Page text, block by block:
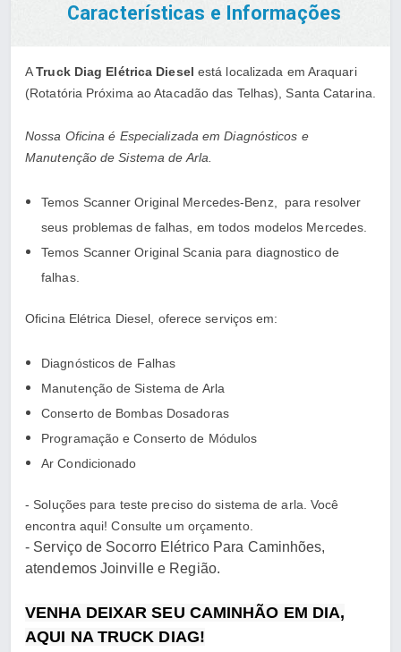
Características e Informações
ATruck Diag Elétrica Diesel está localizada em Araquari
(Rotatória Próxima ao Atacadão das Telhas), Santa Catarina.
Nossa Oficina é Especializada em Diagnósticos e
Manutenção de Sistema de Arla.
Temos Scanner Original Mercedes-Benz, para resolver
seus problemas de falhas, em todos modelos Mercedes.
Temos Scanner Original Scania para diagnostico de
falhas.
Oficina Elétrica Diesel, oferece serviços em:
Diagnósticos de Falhas
Manutenção de Sistema de Arla
Conserto de Bombas Dosadoras
Programação e Conserto de Módulos
Ar Condicionado
- Soluções para teste preciso do sistema de arla. Você
encontra aqui! Consulte um orçamento.
- Serviço de Socorro Elétrico Para Caminhões,
atendemos Joinville e Região.
VENHA DEIXAR SEU CAMINHÃO EM DIA,
AQUI NA TRUCK DIAG!